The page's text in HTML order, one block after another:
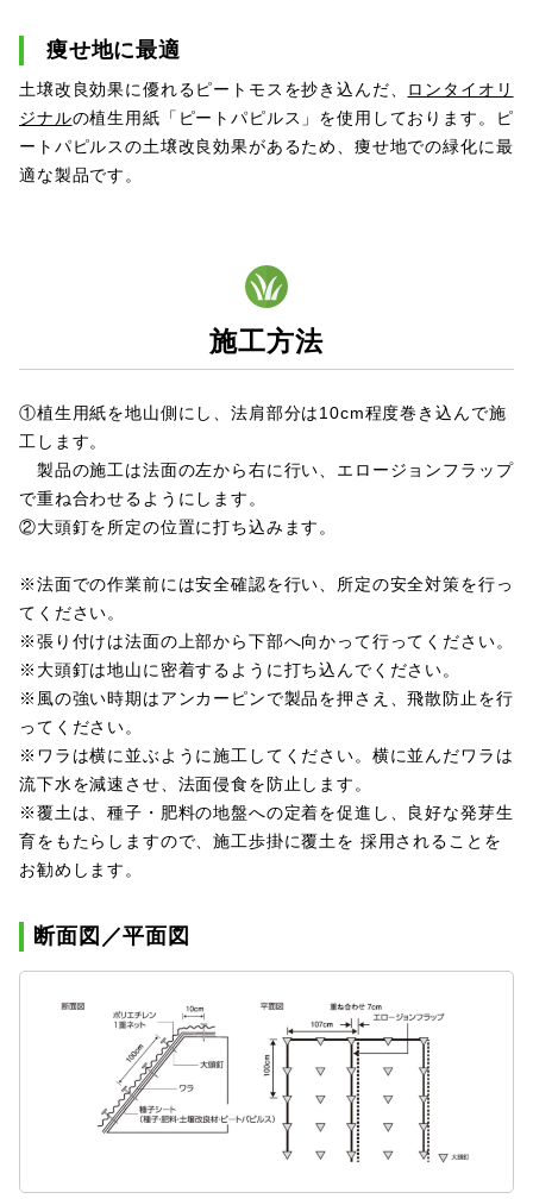
痩せ地に最適
土壌改良効果に優れるピートモスを抄き込んだ、 ロンタイオリ
ジナルの植生用紙「ピートパピルス」を使用しております。ピ
ートパピルスの土壌改良効果があるため、痩せ地での緑化に最
適な製品です。
施工方法
①植生用紙を地山側にし、法肩部分は10cm程度巻き込んで施
工します。
製品の施工は法面の左から右に行い、エロージョンフラップ
で重ね合わせるようにします。
②大頭釘を所定の位置に打ち込みます。
※法面での作業前には安全確認を行い、所定の安全対策を行っ
てください。
※張り付けは法面の上部から下部へ向かって行ってください。
※大頭釘は地山に密着するように打ち込んでください。
※風の強い時期はアンカーピンで製品を押さえ、飛散防止を行
ってください。
※ワラは横に並ぶように施工してください。横に並んだワラは
流下水を減速させ、法面侵食を防止します。
※覆土は、種子・肥料の地盤への定着を促進し、良好な発芽生
育をもたらしますので、施工歩掛に覆土を 採用されることを
お勧めします。
断面図／平面図